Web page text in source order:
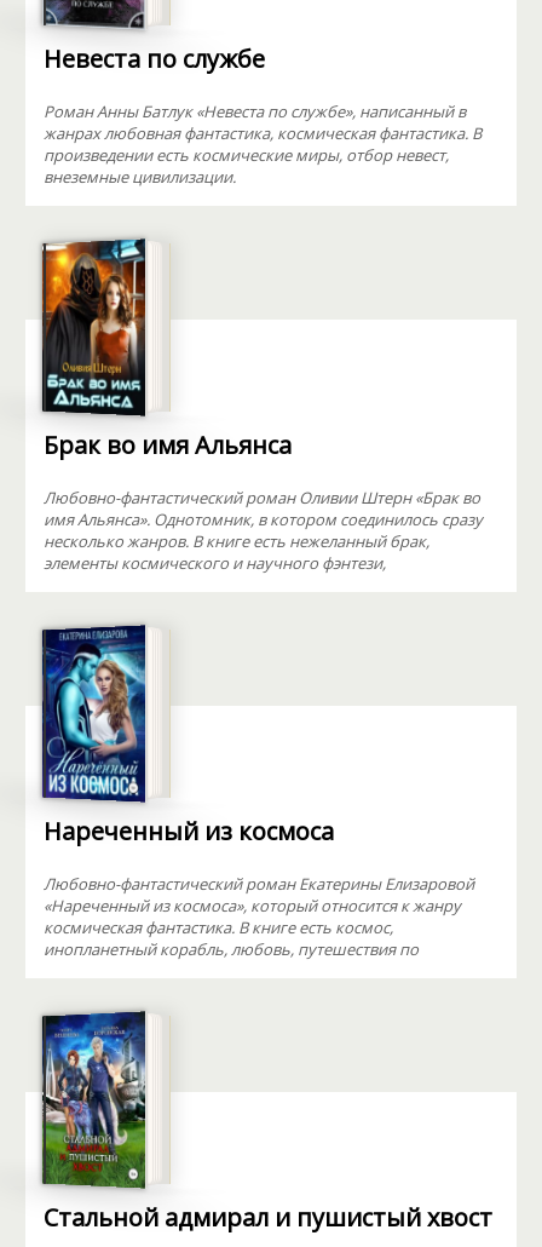
Невеста по службе
Роман Анны Батлук «Невеста по службе», написанный в
жанрах любовная фантастика, космическая фантастика. В
произведении есть космические миры, отбор невест,
внеземные цивилизации.
Брак во имя Альянса
Любовно-фантастический роман Оливии Штерн «Брак во
имя Альянса». Однотомник, в котором соединилось сразу
несколько жанров. В книге есть нежеланный брак,
элементы космического и научного фэнтези,
Нареченный из космоса
Любовно-фантастический роман Екатерины Елизаровой
«Нареченный из космоса», который относится к жанру
космическая фантастика. В книге есть космос,
инопланетный корабль, любовь, путешествия по
Стальной адмирал и пушистый хвост